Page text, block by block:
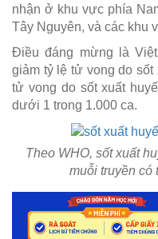
nhận ở khu vực phía
Tây Nguyên, và các khu
Điều đáng mừng là
giảm tỷ lệ tử vong do sốt
tử vong do sốt xuất
dưới 1 trong 1.000 ca.
Theo WHO, sốt xuất
muỗi truyền có